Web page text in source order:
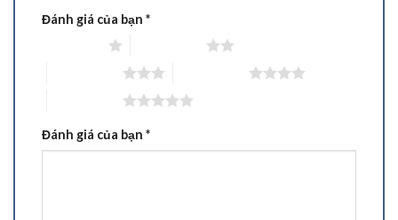
Đánh giá của bạn *
Đánh giá của bạn *